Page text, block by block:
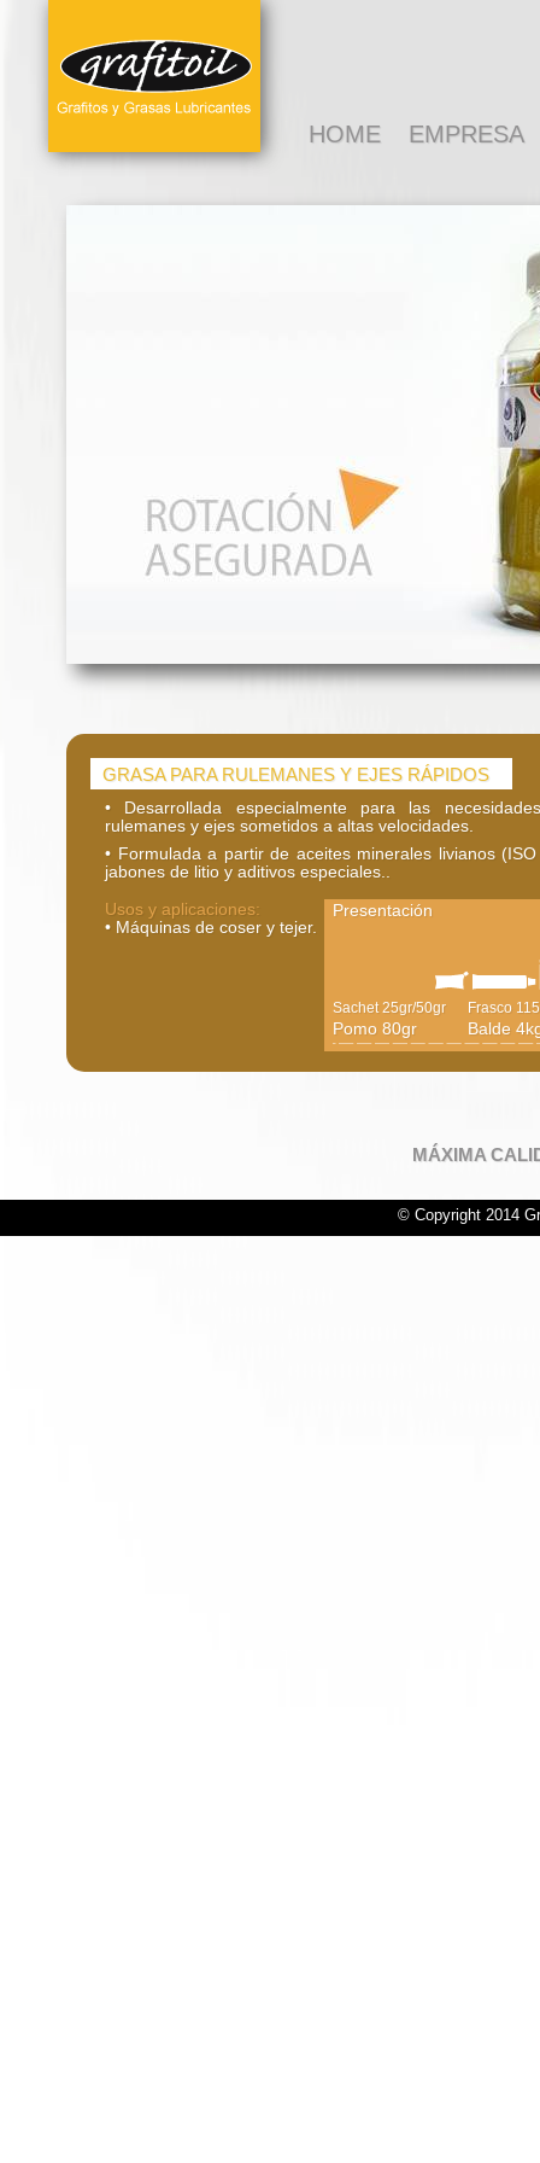
HOME EMPRESA
GRASA PARA RULEMANES Y EJES RÁPIDOS
• Desarrollada especialmente para las
rulemanes y ejes sometidos a altas velocidades.
• Formulada a partir de aceites minerales livianos
jabones de litio y aditivos especiales..
Usos y aplicaciones:
• Máquinas de coser y tejer.
Presentación
Sachet 25gr/50gr Frasco
Pomo 80gr Balde
MÁXIMA
© Copyright 2014